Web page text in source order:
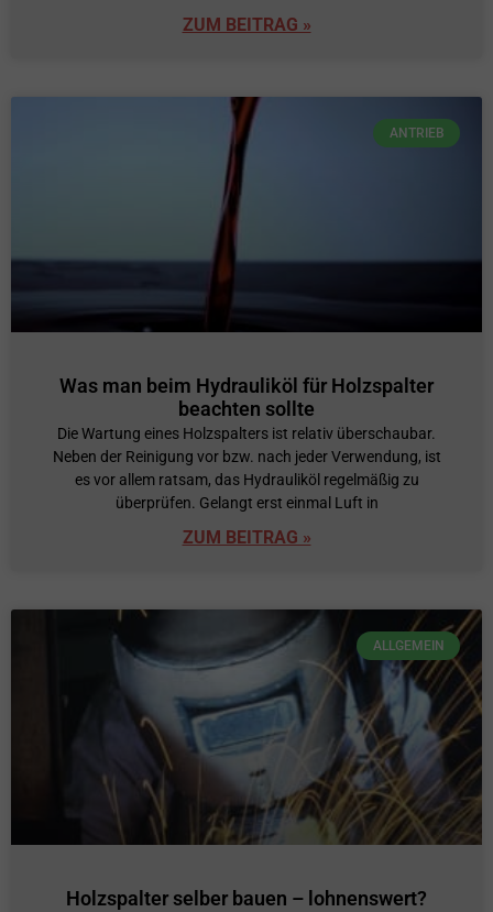
ZUM BEITRAG »
ANTRIEB
Was man beim Hydrauliköl für Holzspalter
beachten sollte
Die Wartung eines Holzspalters ist relativ überschaubar.
Neben der Reinigung vor bzw. nach jeder Verwendung, ist
es vor allem ratsam, das Hydrauliköl regelmäßig zu
überprüfen. Gelangt erst einmal Luft in
ZUM BEITRAG »
ALLGEMEIN
Holzspalter selber bauen – lohnenswert?